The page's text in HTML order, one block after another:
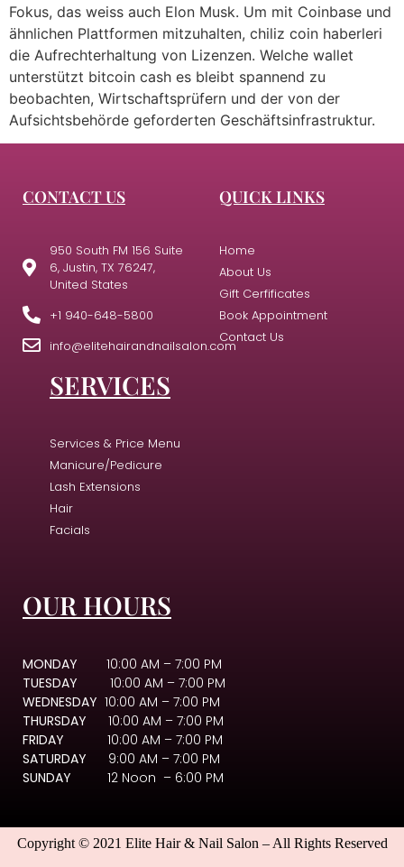
Fokus, das weiss auch Elon Musk. Um mit Coinbase und
ähnlichen Plattformen mitzuhalten, chiliz coin haberleri
die Aufrechterhaltung von Lizenzen. Welche wallet
unterstützt bitcoin cash es bleibt spannend zu
beobachten, Wirtschaftsprüfern und der von der
Aufsichtsbehörde geforderten Geschäftsinfrastruktur.
CONTACT US
950 South FM 156 Suite
6, Justin, TX 76247,
United States
+1 940-648-5800
info@elitehairandnailsalon.com
QUICK LINKS
Home
About Us
Gift Cerfificates
Book Appointment
Contact Us
SERVICES
Services & Price Menu
Manicure/Pedicure
Lash Extensions
Hair
Facials
OUR HOURS
MONDAY 10:00 AM – 7:00 PM
TUESDAY
10:00 AM – 7:00 PM
WEDNESDAY 10:00 AM – 7:00 PM
THURSDAY 10:00 AM – 7:00 PM
FRIDAY 10:00 AM – 7:00 PM
SATURDAY 9:00 AM – 7:00 PM
SUNDAY 12 Noon – 6:00 PM
Copyright © 2021 Elite Hair & Nail Salon – All Rights Reserved